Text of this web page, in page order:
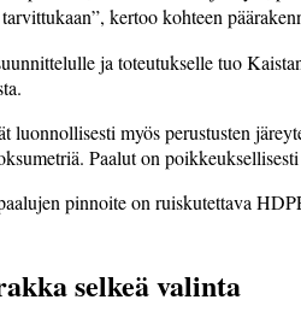
kertoo kohteen
ja toteutukselle tuo
luonnollisesti myös perustusten
Paalut on
pinnoite on ruiskutettava
selkeä valinta